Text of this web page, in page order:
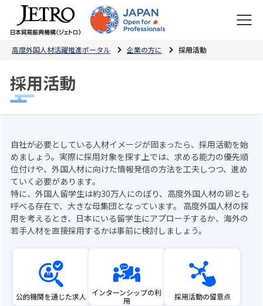
高度外国人材活躍推進ポータル 企業の方に 採用活動
採用活動
自社が必要としている人材イメージが固まったら、採用活動を始
めましょう。実際に採用対象を探す上では、求める能力の優先順
位付けや、外国人材に向けた情報発信の方法を工夫しつつ、進め
ていく必要があります。
特に、外国人留学生は約30万人にのぼり、高度外国人材の卵とも
呼べる存在で、大きな母集団となっています。 高度外国人材の採
用を考えるとき、日本にいる留学生にアプローチするか、海外の
若手人材を直接採用するかは事前に検討しましょう。
公的機関を通じた求人
インターンシップの利
用
採用活動の留意点